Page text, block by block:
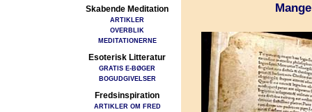
Skabende Meditation
ARTIKLER
OVERBLIK
MEDITATIONERNE
Esoterisk Litteratur
GRATIS E-BØGER
BOGUDGIVELSER
Fredsinspiration
ARTIKLER OM FRED